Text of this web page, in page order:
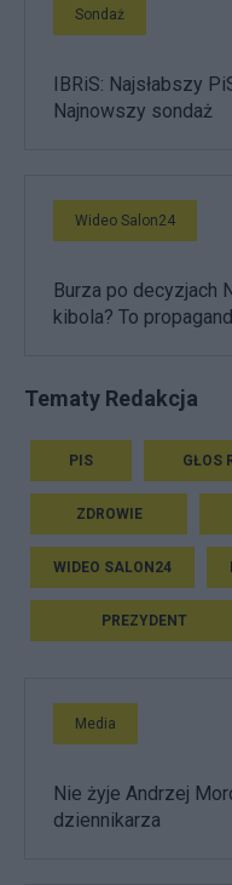
Sondaż
IBRiS: Najsłabszy
Najnowszy sondaż
Wideo Salon24
Burza po decyzjach
kibola? To
Tematy Redakcja
PIS GŁOS
ZDROWIE
WIDEO SALON24
PREZYDENT
Media
Nie żyje Andrzej
dziennikarza